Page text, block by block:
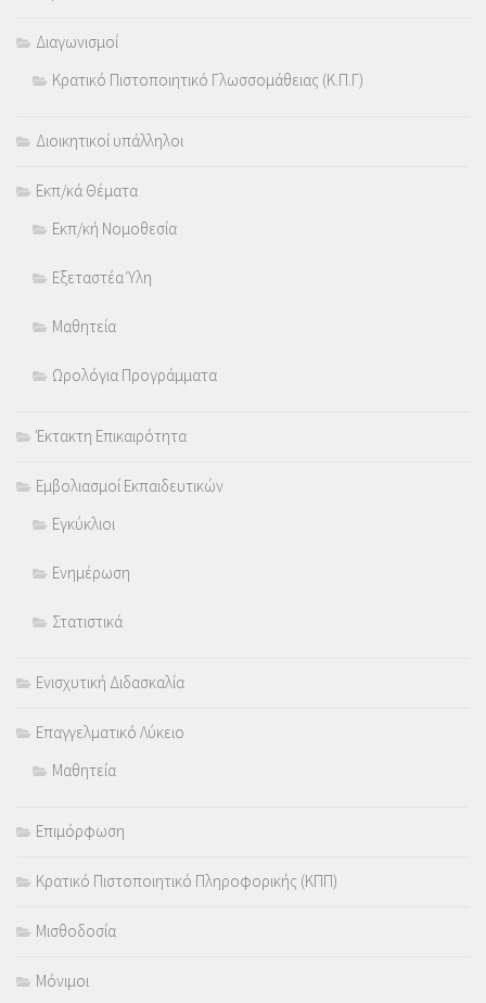
Διαγωνισμοί
Κρατικό Πιστοποιητικό Γλωσσομάθειας (Κ.Π.Γ)
Διοικητικοί υπάλληλοι
Εκπ/κά Θέματα
Εκπ/κή Νομοθεσία
Εξεταστέα Ύλη
Μαθητεία
Ωρολόγια Προγράμματα
Έκτακτη Επικαιρότητα
Εμβολιασμοί Εκπαιδευτικών
Εγκύκλιοι
Ενημέρωση
Στατιστικά
Ενισχυτική Διδασκαλία
Επαγγελματικό Λύκειο
Μαθητεία
Επιμόρφωση
Κρατικό Πιστοποιητικό Πληροφορικής (ΚΠΠ)
Μισθοδοσία
Μόνιμοι